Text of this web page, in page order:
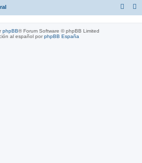
phpBB® Forum Software © phpBB Limited
al español porphpBB España